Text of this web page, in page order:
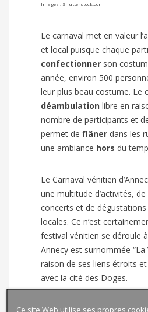
Images : Shutterstock.com
Le carnaval met en valeur
et local puisque chaque
confectionner son
année, environ 500
leur plus beau costume. Le
déambulation libre en
nombre de participants et
permet de flâner dans les
une ambiance hors du
Le Carnaval vénitien
une multitude d’activités,
concerts et de dégustations
locales. Ce n’est
festival vénitien se déroule
Annecy est surnommée “La
raison de ses liens étroits
avec la cité des Doges.
Ce site Web utilise ses propres